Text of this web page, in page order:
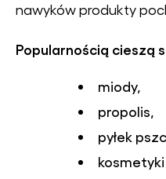
nawyków produkty
Popularnością cieszą
miody,
propolis,
pyłek